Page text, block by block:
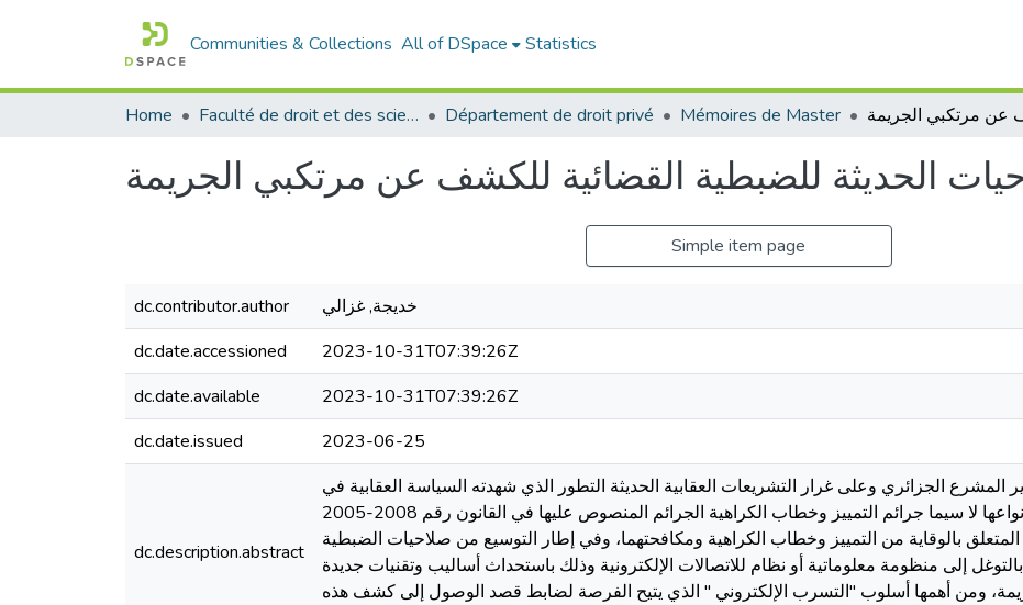
Communities & Collections All of DSpace Statistics
Home Faculté de droit et des sciences politiques Département de droit privé Mémoires de Master
الحديثة للضبطية القضائية للكشف عن مرتكبي الجريمة
Simple item page
dc.contributor.author
خديجة, غزالي
dc.date.accessioned
2023-10-31T07:39:26Z
dc.date.available
2023-10-31T07:39:26Z
dc.date.issued
2023-06-25
dc.description.abstract
الجزائري وعلى غرار التشريعات العقابية الحديثة التطور الذي شهدته السياسة العقابية في
مجال مكافحة الجريمة بشتى أنواعها لا سيما جرائم التمييز وخطاب الكراهية الجرائم المنصوص عليها في القانون رقم 2008-2005
في 28 أفريل 2020, المتعلق بالوقاية من التمييز وخطاب الكراهية ومكافحتهما، وفي إطار التوسيع من صلاحيات الضبطية
إلى منظومة معلوماتية أو نظام للاتصالات الإلكترونية وذلك باستحداث أساليب وتقنيات جديدة
ومن أهمها أسلوب "التسرب الإلكتروني " الذي يتيح الفرصة لضابط قصد الوصول إلى كشف هذه